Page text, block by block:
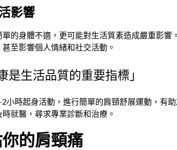
影響
的身體不適，更可能對生活質素造成嚴重影響
至影響個人情緒和社交活動。
是生活品質的重要指標」
小時起身活動，進行簡單的肩頸舒展運動，有
就醫，尋求專業診斷和治療。
的肩頸痛